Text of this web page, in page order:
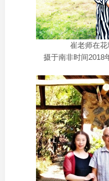
崔老师在
摄于南非时间2018